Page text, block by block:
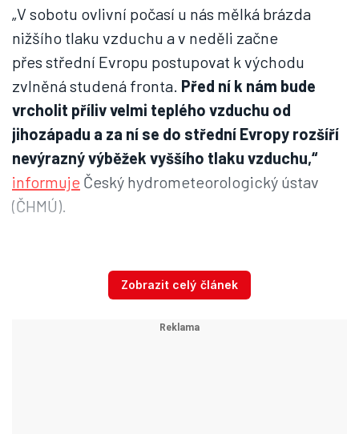
„V sobotu ovlivní počasí u nás mělká brázda
nižšího tlaku vzduchu a v neděli začne
přes střední Evropu postupovat k východu
zvlněná studená fronta. Před ní k nám bude
vrcholit příliv velmi teplého vzduchu od
jihozápadu a za ní se do střední Evropy rozšíří
nevýrazný výběžek vyššího tlaku vzduchu,“
informuje Český hydrometeorologický ústav
(ČHMÚ).
naplánovat koupání. Dnešek začíná s nebem
severu může být až polojasno.
Zobrazit celý článek